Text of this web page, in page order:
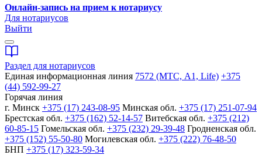
Онлайн-запись на прием к нотариусу
Для нотариусов
Выйти
Раздел для нотариусов
Единая информационная линия 7572 (МТС, A1, Life) +375
(44) 592-99-27
Горячая линия
г. Минск +375 (17) 243-08-95 Минская обл. +375 (17) 251-07-94
Брестская обл. +375 (162) 52-14-57 Витебская обл. +375 (212)
60-85-15 Гомельская обл. +375 (232) 29-39-48 Гродненская обл.
+375 (152) 55-50-80 Могилевская обл. +375 (222) 76-48-50
БНП +375 (17) 323-59-34